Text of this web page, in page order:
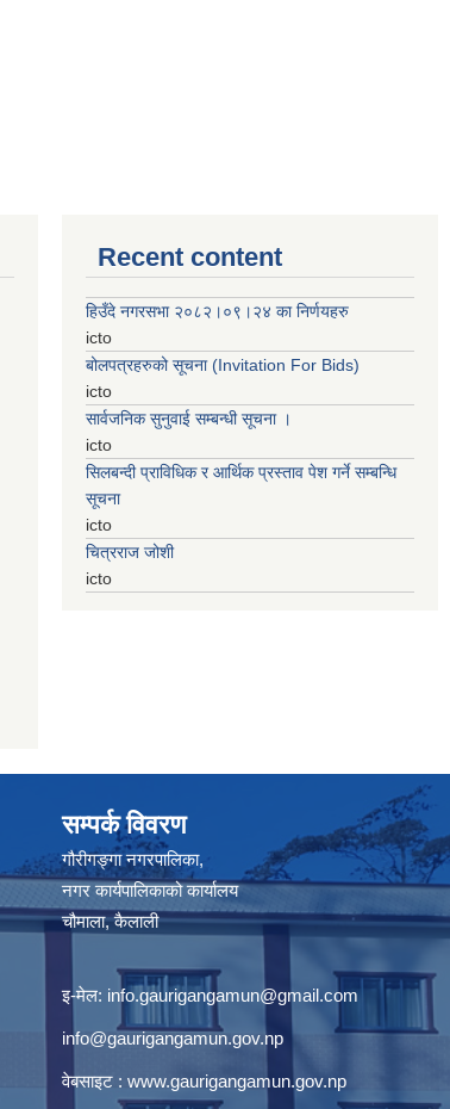
Recent content
हिउँदे नगरसभा २०८२।०९।२४ का निर्णयहरु
icto
बोलपत्रहरुको सूचना (Invitation For Bids)
icto
सार्वजनिक सुनुवाई सम्बन्धी सूचना ।
icto
सिलबन्दी प्राविधिक र आर्थिक प्रस्ताव पेश गर्ने सम्बन्धि
सूचना
icto
चित्रराज जोशी
icto
सम्पर्क विवरण
गौरीगङ्गा नगरपालिका,
नगर कार्यपालिकाको कार्यालय
चौमाला, कैलाली
इ-मेल: info.gaurigangamun@gmail.com
info@gaurigangamun.gov.np
वेबसाइट : www.gaurigangamun.gov.np